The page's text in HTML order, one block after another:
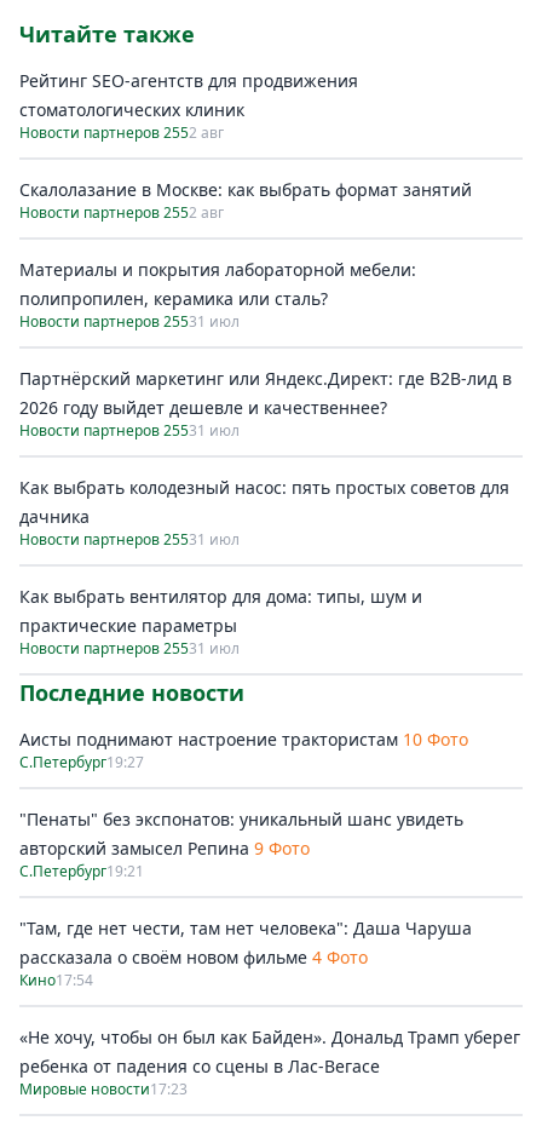
Читайте также
Рейтинг SEO-агентств для продвижения
стоматологических клиник
Новости партнеров 2552 авг
Скалолазание в Москве: как выбрать формат занятий
Новости партнеров 2552 авг
Материалы и покрытия лабораторной мебели:
полипропилен, керамика или сталь?
Новости партнеров 25531 июл
Партнёрский маркетинг или Яндекс.Директ: где B2B-лид в
2026 году выйдет дешевле и качественнее?
Новости партнеров 25531 июл
Как выбрать колодезный насос: пять простых советов для
дачника
Новости партнеров 25531 июл
Как выбрать вентилятор для дома: типы, шум и
практические параметры
Новости партнеров 25531 июл
Последние новости
Аисты поднимают настроение трактористам 10 Фото
С.Петербург19:27
"Пенаты" без экспонатов: уникальный шанс увидеть
авторский замысел Репина 9 Фото
С.Петербург19:21
"Там, где нет чести, там нет человека": Даша Чаруша
рассказала о своём новом фильме 4 Фото
Кино17:54
«Не хочу, чтобы он был как Байден». Дональд Трамп уберег
ребенка от падения со сцены в Лас-Вегасе
Мировые новости17:23